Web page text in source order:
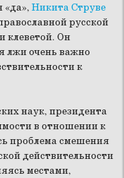
«да», Никита Струве
русской
клеветой. Он
лжи очень важно
к
наук, президента
в отношении к
проблема смешения
действительности
местами,